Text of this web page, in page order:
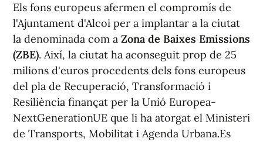
Els fons europeus afermen el compromís de
l'Ajuntament d'Alcoi per a implantar a la ciutat
la denominada com a Zona de Baixes Emissions
(ZBE). Així, la ciutat ha aconseguit prop de 25
milions d'euros procedents dels fons europeus
del pla de Recuperació, Transformació i
Resiliència finançat per la Unió Europea-
NextGenerationUE que li ha atorgat el Ministeri
de Transports, Mobilitat i Agenda Urbana.Es